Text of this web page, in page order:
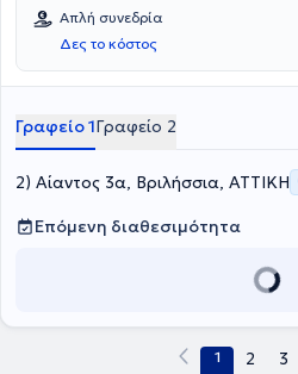
Απλή συνεδρία
Δες το κόστος
Γραφείο 1Γραφείο 2
2) Αίαντος 3α, Βριλήσσια, ΑΤΤΙΚΗ
Επόμενη διαθεσιμότητα
1 2 3